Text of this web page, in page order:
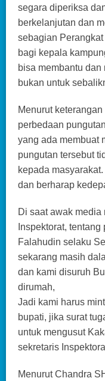
segara diperiksa
berkelanjutan dan
sebagian
bagi kepala
bisa membantu
bukan untuk
Menurut
perbedaan
yang ada membuat
pungutan tersebut
kepada
dan berharap
Di saat awak
Inspektorat,
Falahudin selaku
sekarang masih
dan kami disuruh
dirumah,
Jadi kami harus
bupati, jika surat
untuk mengusut
sekretaris
Menurut Chandra